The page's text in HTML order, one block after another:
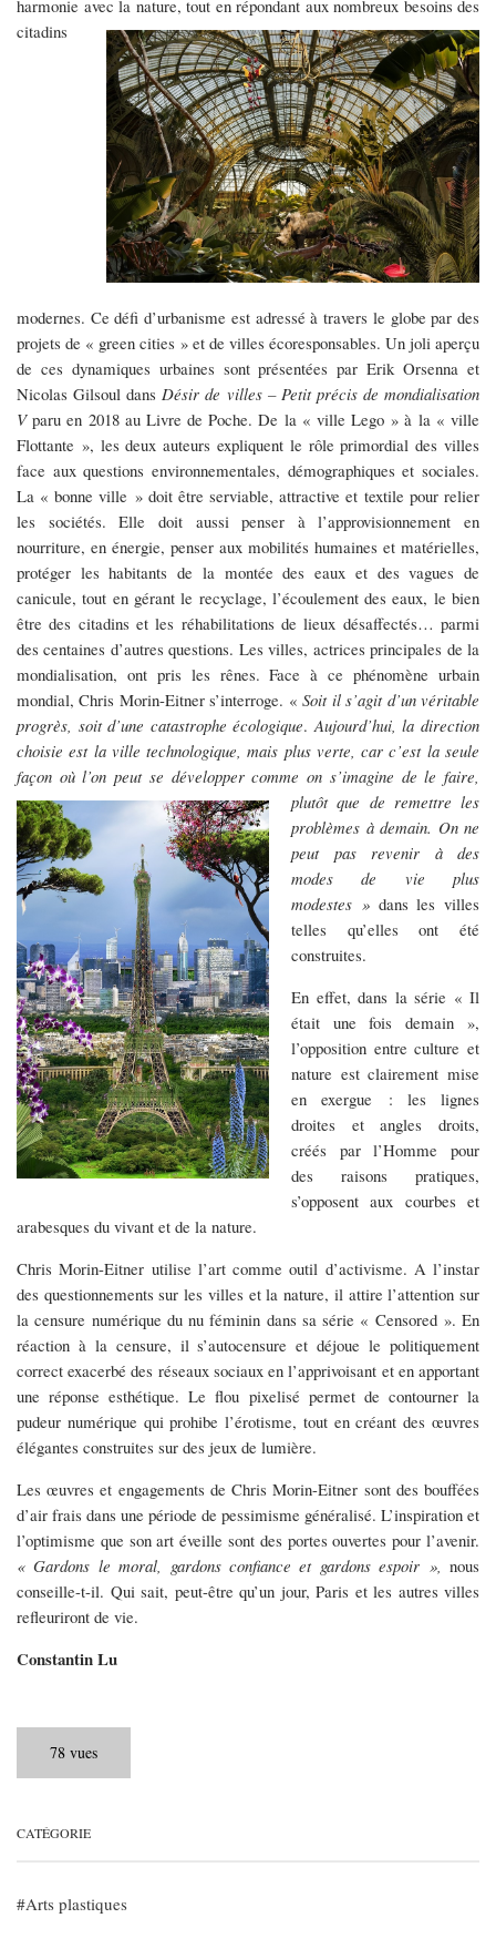
harmonie avec la nature, tout en répondant aux nombreux besoins des
citadins
modernes. Ce défi d’urbanisme est adressé à travers le globe par des
projets de « green cities » et de villes écoresponsables. Un joli aperçu
de ces dynamiques urbaines sont présentées par Erik Orsenna et
Nicolas Gilsoul dansDésir de villes – Petit précis de mondialisation
Vparu en 2018 au Livre de Poche. De la « ville Lego » à la « ville
Flottante », les deux auteurs expliquent le rôle primordial des villes
face aux questions environnementales, démographiques et sociales.
La « bonne ville » doit être serviable, attractive et textile pour relier
les sociétés. Elle doit aussi penser à l’approvisionnement en
nourriture, en énergie, penser aux mobilités humaines et matérielles,
protéger les habitants de la montée des eaux et des vagues de
canicule, tout en gérant le recyclage, l’écoulement des eaux, le bien
être des citadins et les réhabilitations de lieux désaffectés… parmi
des centaines d’autres questions. Les villes, actrices principales de la
mondialisation, ont pris les rênes. Face à ce phénomène urbain
mondial, Chris Morin-Eitner s’interroge. «Soit il s’agit d’un véritable
progrès, soit d’une catastrophe écologique.Aujourd’hui, la direction
choisie est la ville technologique, mais plus verte, car c’est la seule
façon où l’on peut se développercomme on s’imagine de le faire,
plutôt que de remettre les
problèmes à demain. On ne
peut pas revenir à des
modes de vie plus
modestes »dans les villes
telles qu’elles ont été
construites.
En effet, dans la série « Il
était une fois demain »,
l’opposition entre culture et
nature est clairement mise
en exergue : les lignes
droites et angles droits,
créés par l’Homme pour
des raisons pratiques,
s’opposent aux courbes et
arabesques du vivant et de la nature.
Chris Morin-Eitner utilise l’art comme outil d’activisme. A l’instar
des questionnements sur les villes et la nature, il attire l’attention sur
la censure numérique du nu féminin dans sa série « Censored ». En
réaction à la censure, il s’autocensure et déjoue le politiquement
correct exacerbé des réseaux sociaux en l’apprivoisant et en apportant
une réponse esthétique. Le flou pixelisé permet de contourner la
pudeur numérique qui prohibe l’érotisme, tout en créant des œuvres
élégantes construites sur des jeux de lumière.
Les œuvres et engagements de Chris Morin-Eitner sont des bouffées
d’air frais dans une période de pessimisme généralisé. L’inspiration et
l’optimisme que son art éveille sont des portes ouvertes pour l’avenir.
« Gardons le moral, gardons confiance et gardons espoir », nous
conseille-t-il. Qui sait, peut-être qu’un jour, Paris et les autres villes
refleuriront de vie.
Constantin Lu
78 vues
CATÉGORIE
Arts plastiques